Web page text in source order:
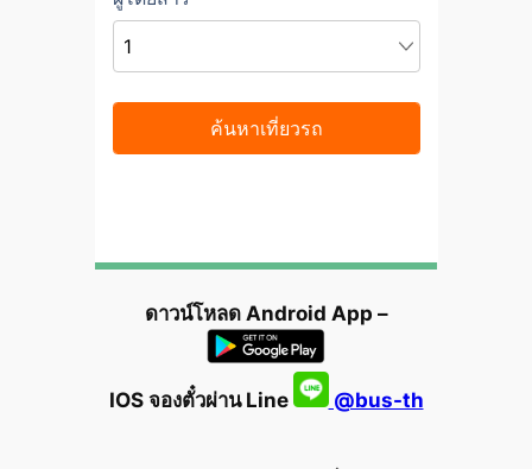
ดาวน์โหลด Android App –
IOS จองตั๋วผ่าน Line @bus-th